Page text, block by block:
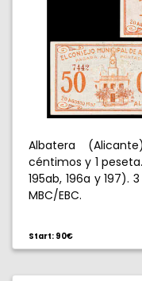
Albatera
céntimos y 1
195ab, 196a y 197).
MBC/EBC.
Start: 90€